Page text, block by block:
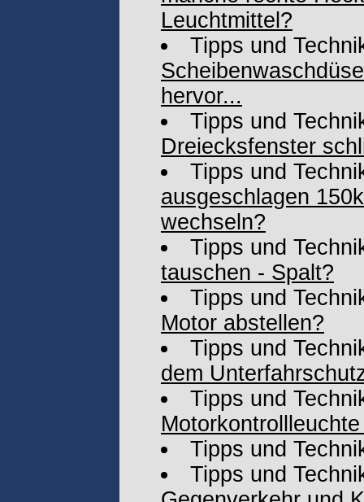
Leuchtmittel?
Tipps und
hervor...
Tipps und
Dreiecksfenster
Tipps und
ausgeschlagen
wechseln?
Tipps und
tauschen - Spalt?
Tipps und
Motor abstellen?
Tipps und
dem
Tipps und
Tipps und
Tipps und